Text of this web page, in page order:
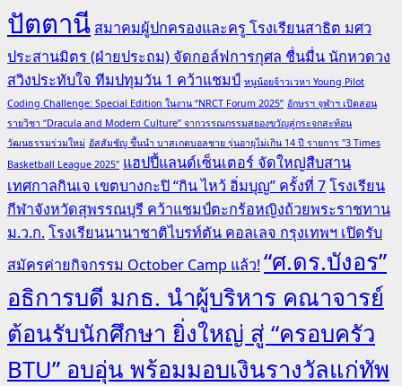
ปัตตานี สมาคมผู้ปกครองและครู โรงเรียนสาธิต มศว
ประสานมิตร (ฝ่ายประถม) จัดกอล์ฟการกุศล ชื่นมื่น นักหวดวง
สวิงประทับใจ ทีมปทุมวัน 1 คว้าแชมป์ หนูน้อยจ้าวเวหา Young Pilot
Coding Challenge: Special Edition ในงาน “NRCT Forum 2025” อักษรฯ จุฬาฯ เปิดสอน
รายวิชา “Dracula and Modern Culture” จากวรรณกรรมสยองขวัญสู่กระจกสะท้อน
วัฒนธรรมร่วมใหม่ อัสสัมชัญ ขึ้นนำ บาสเกตบอลชาย รุ่นอายุไม่เกิน 14 ปี รายการ "3 Times
Basketball League 2025" แฮปปี้แลนด์เซ็นเตอร์ จัดใหญ่สืบสาน
เทศกาลกินเจ เขตบางกะปิ “กิน ไหว้ อิ่มบุญ” ครั้งที่ 7โรงเรียน
กีฬาจังหวัดสุพรรณบุรี คว้าแชมป์ตะกร้อหญิงถ้วยพระราชทาน
ม.ว.ก.โรงเรียนนานาชาติไบรท์ตัน คอลเลจ กรุงเทพฯ เปิดรับ
สมัครค่ายกิจกรรม October Camp แล้ว!“ศ.ดร.บังอร”
อธิการบดี มกธ. นำผู้บริหาร คณาจารย์
ต้อนรับนักศึกษา ยิ่งใหญ่ สู่ “ครอบครัว
BTU” อบอุ่น พร้อมมอบเงินรางวัลแก่ทัพ